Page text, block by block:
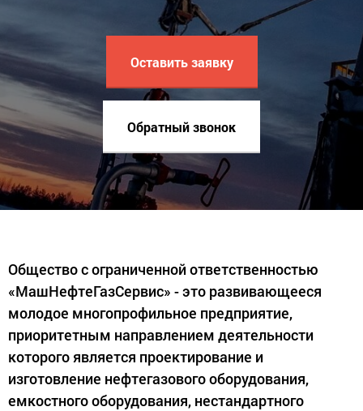
Оставить заявку
Обратный звонок
Общество с ограниченной ответственностью
«МашНефтеГазСервис» - это развивающееся
молодое многопрофильное предприятие,
приоритетным направлением деятельности
которого является проектирование и
изготовление нефтегазового оборудования,
емкостного оборудования, нестандартного